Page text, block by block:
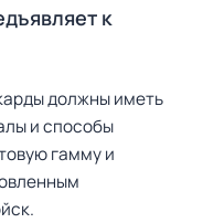
к
должны иметь
и способы
гамму и